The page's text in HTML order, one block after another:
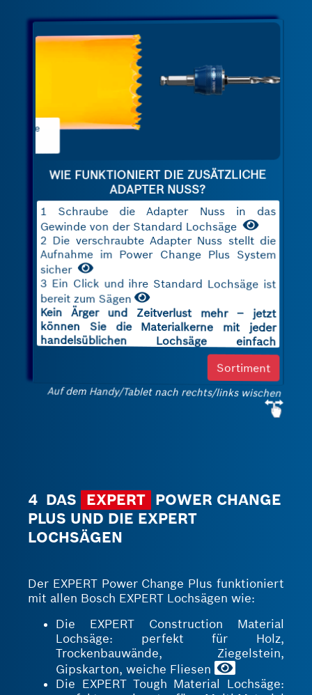
2 Befestigen Sie den
WIE FUNKTIONIERT DIE ZUSÄTZLICHE
ADAPTER NUSS?
1 Schraube die Adapter Nuss in das
Gewinde von der Standard Lochsäge
2 Die verschraubte Adapter Nuss stellt die
Aufnahme im Power Change Plus System
sicher
3 Ein Click und ihre Standard Lochsäge ist
bereit zum Sägen
Kein Ärger und Zeitverlust mehr – jetzt
können Sie die Materialkerne mit jeder
handelsüblichen Lochsäge einfach
Sortiment
Auf dem Handy/Tablet nach rechts/links wischen
4 DAS EXPERT POWER CHANGE
PLUS UND DIE EXPERT
LOCHSÄGEN
Der EXPERT Power Change Plus funktioniert
mit allen Bosch EXPERT Lochsägen wie:
Die EXPERT Construction Material
Lochsäge: perfekt für Holz,
Trockenbauwände, Ziegelstein,
Gipskarton, weiche Fliesen
Die EXPERT Tough Material Lochsäge: